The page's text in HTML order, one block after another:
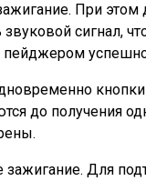
При этом
звуковой сигнал,
пейджером
до получения
зажигание. Для